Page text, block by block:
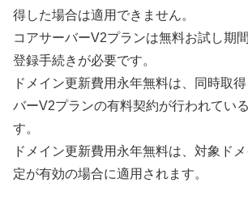
得した場合は適用できません。
コアサーバーV2プランは無料お試し期
登録手続きが必要です。
ドメイン更新費用永年無料は、同時取
バーV2プランの有料契約が行われてい
す。
ドメイン更新費用永年無料は、対象ド
定が有効の場合に適用されます。